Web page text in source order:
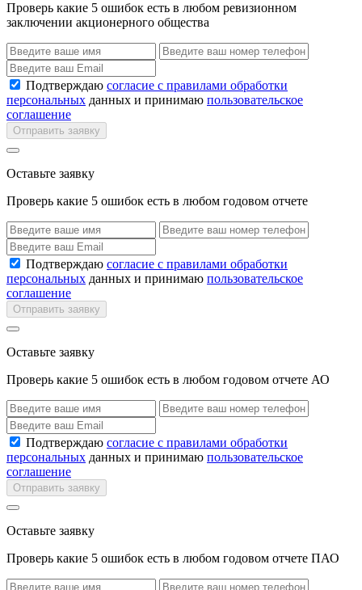
Проверь какие 5 ошибок есть в любом ревизионном
заключении акционерного общества
Подтверждаю согласие с правилами обработки
персональных данных и принимаю пользовательское
соглашение
Отправить заявку
Оставьте заявку
Проверь какие 5 ошибок есть в любом годовом отчете
Подтверждаю согласие с правилами обработки
персональных данных и принимаю пользовательское
соглашение
Отправить заявку
Оставьте заявку
Проверь какие 5 ошибок есть в любом годовом отчете АО
Подтверждаю согласие с правилами обработки
персональных данных и принимаю пользовательское
соглашение
Отправить заявку
Оставьте заявку
Проверь какие 5 ошибок есть в любом годовом отчете ПАО